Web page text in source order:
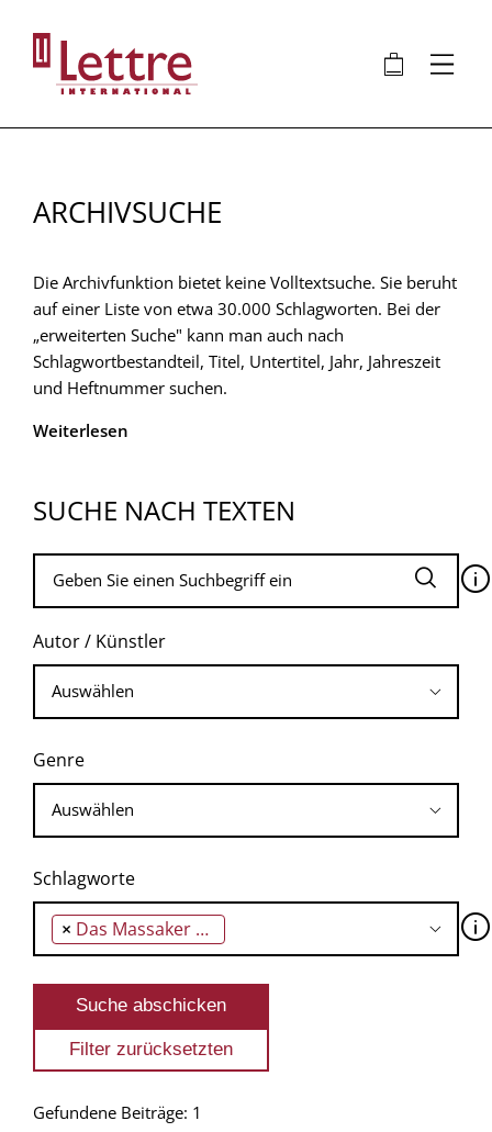
Inhalt
🛍 ⋮
ARCHIVSUCHE
Die Archivfunktion bietet keine Volltextsuche. Sie beruht
auf einer Liste von etwa 30.000 Schlagworten. Bei der
„erweiterten Suche" kann man auch nach
Schlagwortbestandteil, Titel, Untertitel, Jahr, Jahreszeit
und Heftnummer suchen.
Weiterlesen
SUCHE NACH TEXTEN
🛈
Autor / Künstler
Genre
Schlagworte
× Das Massaker von Dersim 1937 und 1938 🛈
Gefundene Beiträge: 1